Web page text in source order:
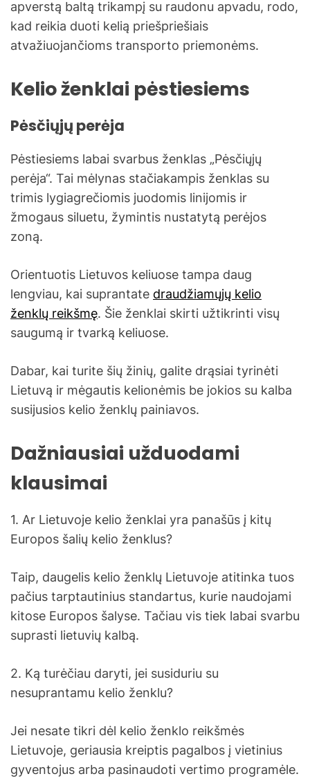
apverstą baltą trikampį su raudonu apvadu, rodo,
kad reikia duoti kelią priešpriešiais
atvažiuojančioms transporto priemonėms.
Kelio ženklai pėstiesiems
Pėsčiųjų perėja
Pėstiesiems labai svarbus ženklas „Pėsčiųjų
perėja“. Tai mėlynas stačiakampis ženklas su
trimis lygiagrečiomis juodomis linijomis ir
žmogaus siluetu, žymintis nustatytą perėjos
zoną.
Orientuotis Lietuvos keliuose tampa daug
lengviau, kai suprantate draudžiamųjų kelio
ženklų reikšmę. Šie ženklai skirti užtikrinti visų
saugumą ir tvarką keliuose.
Dabar, kai turite šių žinių, galite drąsiai tyrinėti
Lietuvą ir mėgautis kelionėmis be jokios su kalba
susijusios kelio ženklų painiavos.
Dažniausiai užduodami
klausimai
1. Ar Lietuvoje kelio ženklai yra panašūs į kitų
Europos šalių kelio ženklus?
Taip, daugelis kelio ženklų Lietuvoje atitinka tuos
pačius tarptautinius standartus, kurie naudojami
kitose Europos šalyse. Tačiau vis tiek labai svarbu
suprasti lietuvių kalbą.
2. Ką turėčiau daryti, jei susiduriu su
nesuprantamu kelio ženklu?
Jei nesate tikri dėl kelio ženklo reikšmės
Lietuvoje, geriausia kreiptis pagalbos į vietinius
gyventojus arba pasinaudoti vertimo programėle.